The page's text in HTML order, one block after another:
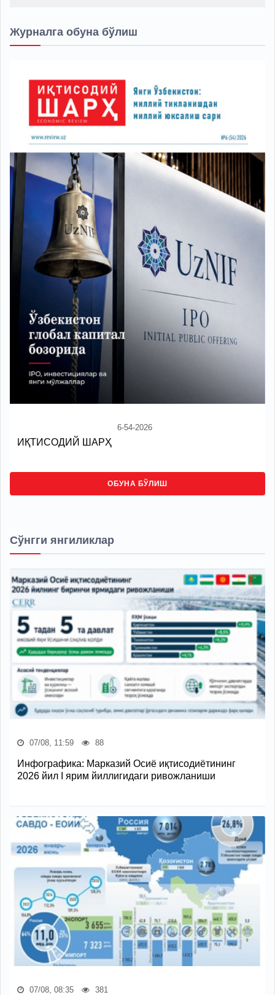
Журналга обуна бўлиш
6-54-2026
ИҚТИСОДИЙ ШАРҲ
ОБУНА БЎЛИШ
Сўнгги янгиликлар
07/08, 11:59 88
Инфографика: Марказий Осиё иқтисодиётининг
2026 йил I ярим йиллигидаги ривожланиши
07/08, 08:35 381